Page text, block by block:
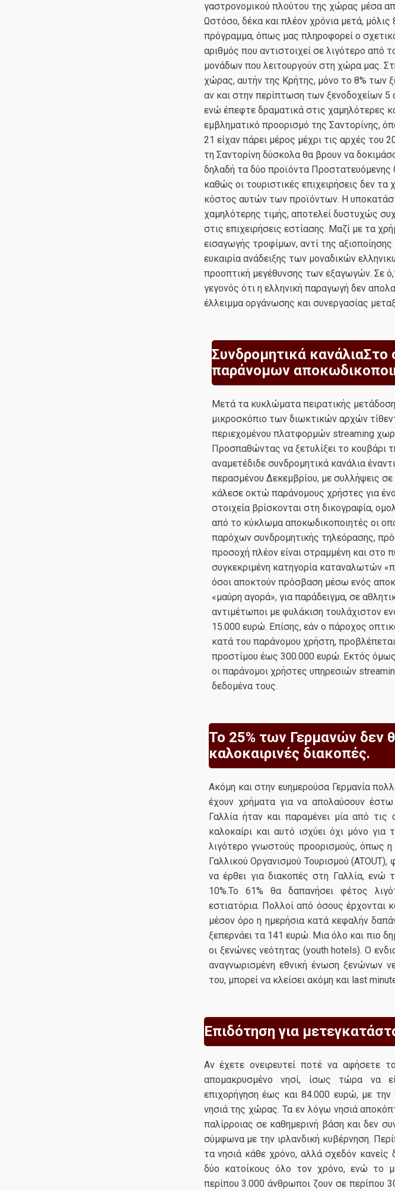
γαστρονομικού πλούτου της χώρας μέσα
Ωστόσο, δέκα και πλέον χρόνια μετά, μόλις
πρόγραμμα, όπως μας πληροφορεί ο
αριθμός που αντιστοιχεί σε λιγότερο από
μονάδων που λειτουργούν στη χώρα μας.
χώρας, αυτήν της Κρήτης, μόνο το 8% των
αν και στην περίπτωση των ξενοδοχείων
ενώ έπεφτε δραματικά στις χαμηλότερες
εμβληματικό προορισμό της Σαντορίνης,
21 είχαν πάρει μέρος μέχρι τις αρχές του
τη Σαντορίνη δύσκολα θα βρουν να
δηλαδή τα δύο προϊόντα
καθώς οι τουριστικές επιχειρήσεις δεν
κόστος αυτών των προϊόντων. Η
χαμηλότερης τιμής, αποτελεί δυστυχώς
στις επιχειρήσεις εστίασης. Μαζί με τα
εισαγωγής τροφίμων, αντί της
ευκαιρία ανάδειξης των μοναδικών
προοπτική μεγέθυνσης των εξαγωγών. Σε
γεγονός ότι η ελληνική παραγωγή δεν
έλλειμμα οργάνωσης και συνεργασίας
Συνδρομητικά
παράνομων
Μετά τα κυκλώματα πειρατικής
μικροσκόπιο των διωκτικών αρχών
περιεχομένου πλατφορμών streaming
Προσπαθώντας να ξετυλίξει το κουβάρι
αναμετέδιδε συνδρομητικά κανάλια
περασμένου Δεκεμβρίου, με συλλήψεις
κάλεσε οκτώ παράνομους χρήστες για
στοιχεία βρίσκονται στη δικογραφία,
από το κύκλωμα αποκωδικοποιητές οι
παρόχων συνδρομητικής τηλεόρασης,
προσοχή πλέον είναι στραμμένη και στο
συγκεκριμένη κατηγορία καταναλωτών
όσοι αποκτούν πρόσβαση μέσω ενός
«μαύρη αγορά», για παράδειγμα, σε
αντιμέτωποι με φυλάκιση τουλάχιστον
15.000 ευρώ. Επίσης, εάν ο πάροχος
κατά του παράνομου χρήστη,
προστίμου έως 300.000 ευρώ. Εκτός όμως
οι παράνομοι χρήστες υπηρεσιών
δεδομένα τους.
Το 25% των Γερμανών δεν
καλοκαιρινές διακοπές.
Ακόμη και στην ευημερούσα Γερμανία
έχουν χρήματα για να απολαύσουν
Γαλλία ήταν και παραμένει μία από
καλοκαίρι και αυτό ισχύει όχι μόνο
λιγότερο γνωστούς προορισμούς, όπως
Γαλλικού Οργανισμού Τουρισμού
να έρθει για διακοπές στη Γαλλία,
10%.Το 61% θα δαπανήσει φέτος
εστιατόρια. Πολλοί από όσους έρχονται
μέσον όρο η ημερήσια κατά κεφαλήν
ξεπερνάει τα 141 ευρώ. Μια όλο και πιο
οι ξενώνες νεότητας (youth hotels). Ο
αναγνωρισμένη εθνική ένωση ξενώνων
του, μπορεί να κλείσει ακόμη και last
Επιδότηση για
Αν έχετε ονειρευτεί ποτέ να αφήσετε
απομακρυσμένο νησί, ίσως τώρα να
επιχορήγηση έως και 84.000 ευρώ, με
νησιά της χώρας. Τα εν λόγω νησιά
παλίρροιας σε καθημερινή βάση και δεν
σύμφωνα με την ιρλανδική κυβέρνηση.
τα νησιά κάθε χρόνο, αλλά σχεδόν κανείς
δύο κατοίκους όλο τον χρόνο, ενώ το
περίπου 3.000 άνθρωποι ζουν σε περίπου